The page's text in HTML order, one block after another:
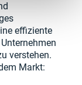
effiziente
verstehen.
Markt: